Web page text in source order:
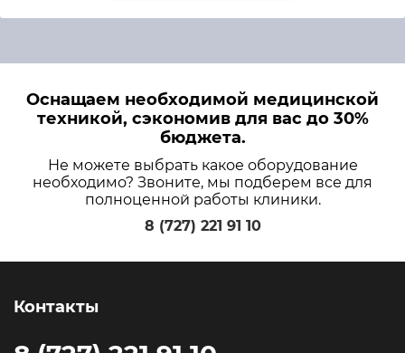
Оснащаем необходимой медицинской
техникой, сэкономив для вас до 30%
бюджета.
Не можете выбрать какое оборудование
необходимо? Звоните, мы подберем все для
полноценной работы клиники.
8 (727) 221 91 10
Контакты